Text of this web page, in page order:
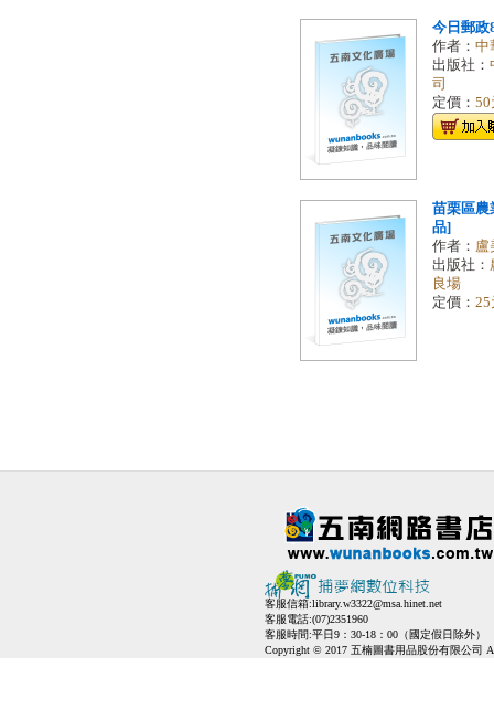
今日郵政
作者： 中
出版社：
司
定價： 50
苗栗區農
品]
作者： 盧
出版社：
良場
定價： 25
客服信箱:library.w3322@msa.hinet.net
客服電話:(07)2351960
客服時間:平日9：30-18：00（國定假日除外）
Copyright © 2017 五楠圖書用品股份有限公司